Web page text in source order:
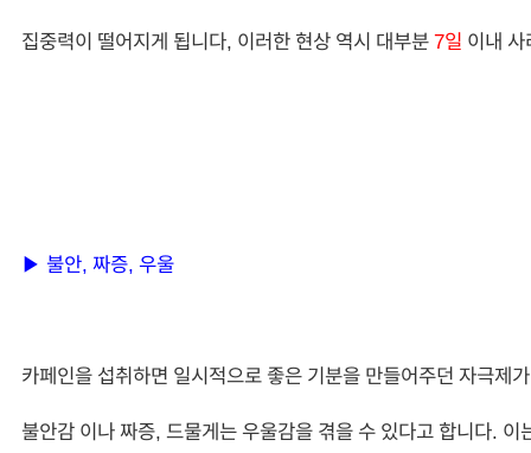
집중력이 떨어지게 됩니다, 이러한 현상 역시 대부분7일 이내
▶ 불안, 짜증, 우울
카페인을 섭취하면 일시적으로 좋은 기분을 만들어주던 자극제
불안감 이나 짜증, 드물게는 우울감을 겪을 수 있다고 합니다. 이